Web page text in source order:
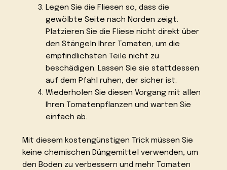
Legen Sie die Fliesen so, dass die
gewölbte Seite nach Norden zeigt.
Platzieren Sie die Fliese nicht direkt über
den Stängeln Ihrer Tomaten, um die
empfindlichsten Teile nicht zu
beschädigen. Lassen Sie sie stattdessen
auf dem Pfahl ruhen, der sicher ist.
Wiederholen Sie diesen Vorgang mit allen
Ihren Tomatenpflanzen und warten Sie
einfach ab.
Mit diesem kostengünstigen Trick müssen Sie
keine chemischen Düngemittel verwenden, um
den Boden zu verbessern und mehr Tomaten